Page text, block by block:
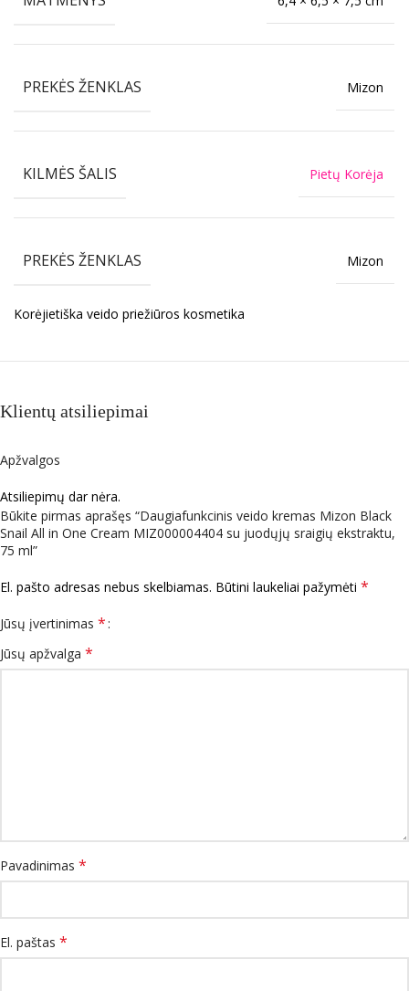
PREKĖS ŽENKLAS Mizon
KILMĖS ŠALIS Pietų Korėja
PREKĖS ŽENKLAS Mizon
Korėjietiška veido priežiūros kosmetika
Klientų atsiliepimai
Apžvalgos
Atsiliepimų dar nėra.
Būkite pirmas aprašęs “Daugiafunkcinis veido kremas Mizon Black
Snail All in One Cream MIZ000004404 su juodųjų sraigių ekstraktu,
75 ml”
El. pašto adresas nebus skelbiamas. Būtini laukeliai pažymėti *
Jūsų įvertinimas *
Jūsų apžvalga *
Pavadinimas *
El. paštas *